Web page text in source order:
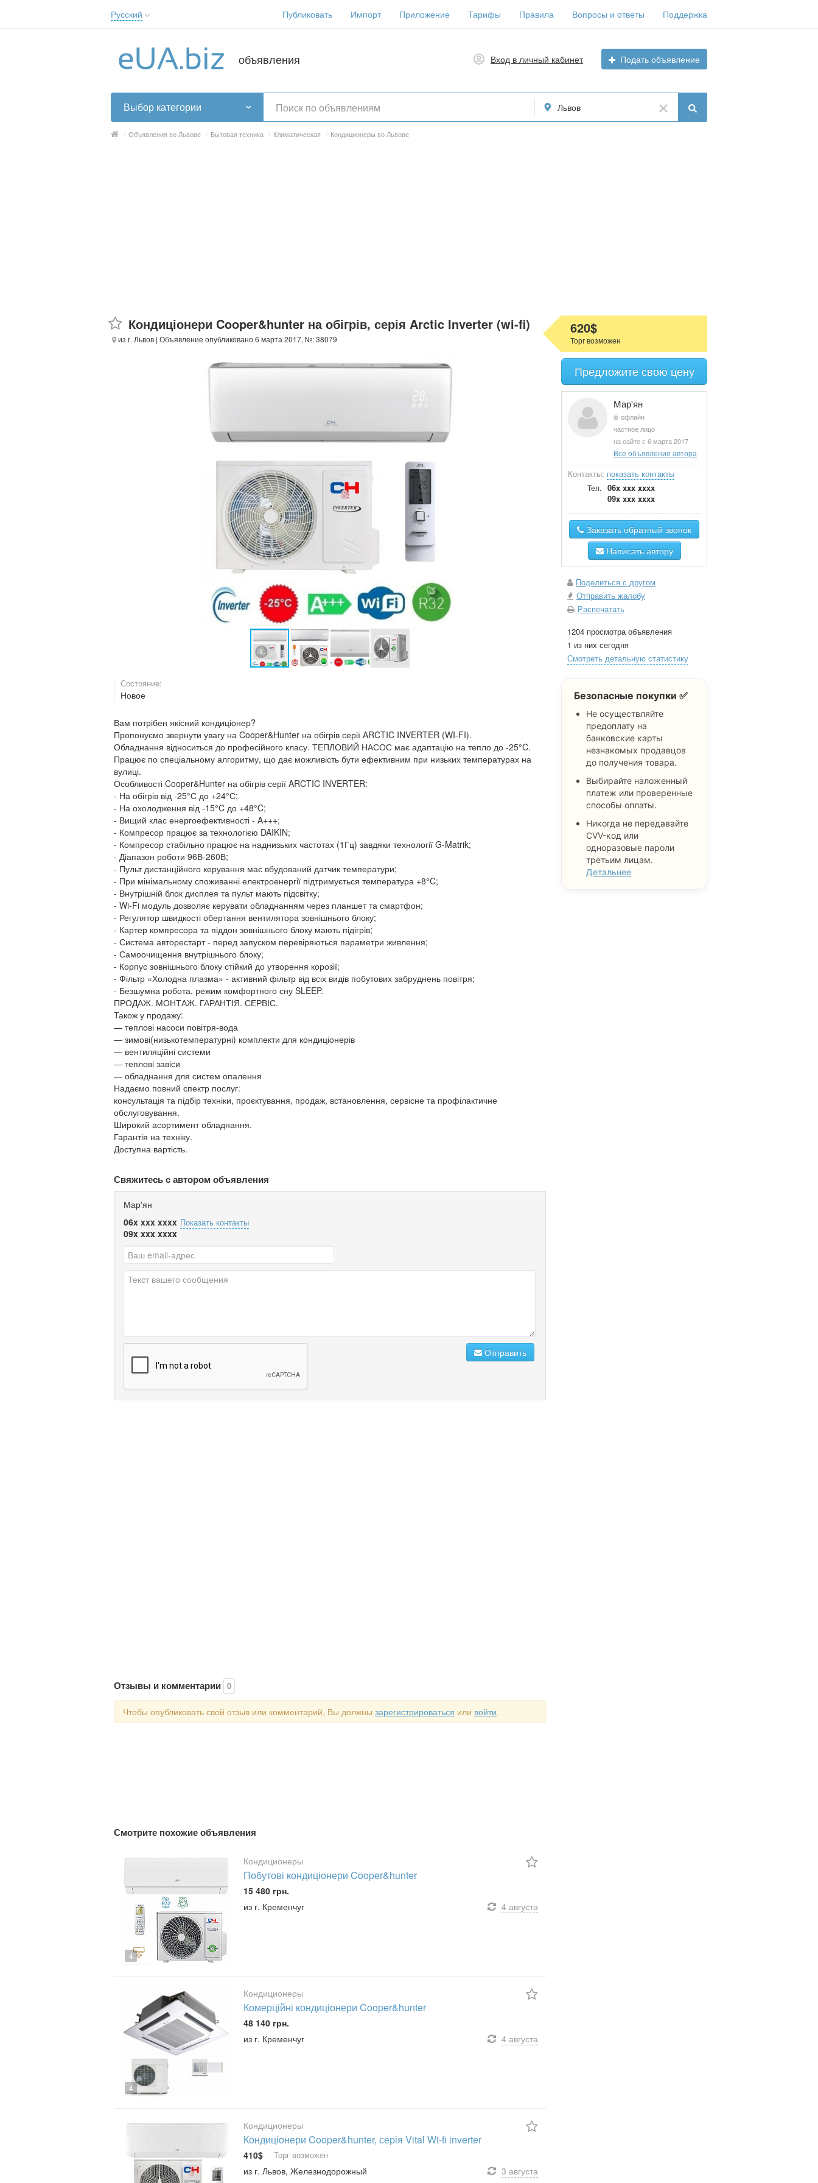
Русский
Українська
Публиковать Импорт Приложение Тарифы Правила Вопросы и ответы Поддержка
объявления Вход в личный кабинет Подать объявление
Выбор категории Львов
/ Объявления во Львове / Бытовая техника / Климатическая / Кондиционеры во Львове
Кондиціонери Cooper&hunter на обігрів, серія Arctic Inverter (wi-fi)
из г. Львов | Объявление опубликовано 6 марта 2017, №: 38079
Состояние:
Новое
Вам потрібен якісний кондиціонер?
Пропонуємо звернути увагу на Cooper&Hunter на обігрів серії ARCTIC INVERTER (WI-FI).
Обладнання відноситься до професійного класу. ТЕПЛОВИЙ НАСОС має адаптацію на тепло до -25°C.
Працює по спеціальному алгоритму, що дає можливість бути ефективним при низьких температурах на
вулиці.
Особливості Cooper&Hunter на обігрів серії ARCTIC INVERTER:
- На обігрів від -25°С до +24°С;
- На охолодження від -15°C до +48°C;
- Вищий клас енергоефективності - A+++;
- Компресор працює за технологією DAIKIN;
- Компресор стабільно працює на наднизьких частотах (1Гц) завдяки технології G-Matrik;
- Діапазон роботи 96В-260В;
- Пульт дистанційного керування має вбудований датчик температури;
- При мінімальному споживанні електроенергії підтримується температура +8°C;
- Внутрішній блок дисплея та пульт мають підсвітку;
- Wi-Fi модуль дозволяє керувати обладнанням через планшет та смартфон;
- Регулятор швидкості обертання вентилятора зовнішнього блоку;
- Картер компресора та піддон зовнішнього блоку мають підігрів;
- Система авторестарт - перед запуском перевіряються параметри живлення;
- Самоочищення внутрішнього блоку;
- Корпус зовнішнього блоку стійкий до утворення корозії;
- Фільтр «Холодна плазма» - активний фільтр від всіх видів побутових забруднень повітря;
- Безшумна робота, режим комфортного сну SLEEP.
ПРОДАЖ. МОНТАЖ. ГАРАНТІЯ. СЕРВІС.
Також у продажу:
— теплові насоси повітря-вода
— зимові(низькотемпературні) комплекти для кондиціонерів
— вентиляційні системи
— теплові завіси
— обладнання для систем опалення
Надаємо повний спектр послуг:
консультація та підбір техніки, проєктування, продаж, встановлення, сервісне та профілактичне
обслуговування.
Широкий асортимент обладнання.
Гарантія на техніку.
Доступна вартість.
Свяжитесь с автором объявления
Мар'ян
06x xxx xxxx Показать контакты
09x xxx xxxx
Отправить
Отзывы и комментарии 0
Чтобы опубликовать свой отзыв или комментарий, Вы должны зарегистрироваться или войти.
Смотрите похожие объявления
4
Кондиционеры
Побутові кондиціонери Cooper&hunter
15 480 грн.
из г. Кременчуг
4 августа
4
Кондиционеры
Комерційні кондиціонери Cooper&hunter
48 140 грн.
из г. Кременчуг
4 августа
Кондиционеры
Кондиціонери Cooper&hunter, серія Vital Wi-fi inverter
410$ Торг возможен
из г. Львов, Железнодорожный 3 августа
620$
Торг возможен
Предложите свою цену
Мар'ян
офлайн
частное лицо
на сайте с 6 марта 2017
Все объявления автора
Контакты: показать контакты
Тел.
06x xxx xxxx
09x xxx xxxx
Заказать обратный звонок
Написать автору
Поделиться с другом
Отправить жалобу
Распечатать
1204 просмотра объявления
1 из них сегодня
Смотреть детальную статистику
Безопасные покупки ✅
Не осуществляйте
предоплату на
банковские карты
незнакомых продавцов
до получения товара.
Выбирайте наложенный
платеж или проверенные
способы оплаты.
Никогда не передавайте
CVV-код или
одноразовые пароли
третьим лицам.
Детальнее